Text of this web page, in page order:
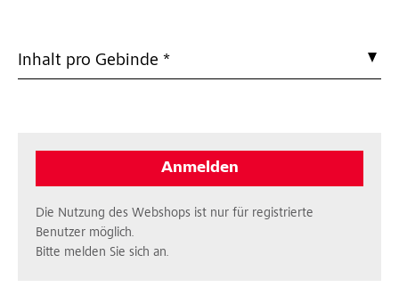
Inhalt pro Gebinde *
Anmelden
Die Nutzung des Webshops ist nur für registrierte
Benutzer möglich.
Bitte melden Sie sich an.